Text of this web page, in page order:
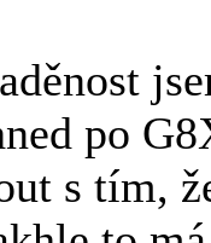
po
s tím,